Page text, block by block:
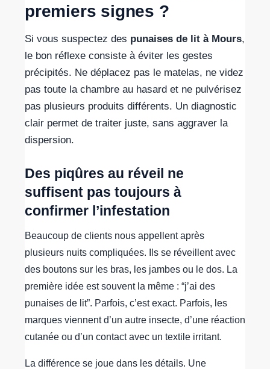
premiers signes ?
Si vous suspectez des punaises de lit à Mours,
le bon réflexe consiste à éviter les gestes
précipités. Ne déplacez pas le matelas, ne videz
pas toute la chambre au hasard et ne pulvérisez
pas plusieurs produits différents. Un diagnostic
clair permet de traiter juste, sans aggraver la
dispersion.
Des piqûres au réveil ne
suffisent pas toujours à
confirmer l’infestation
Beaucoup de clients nous appellent après
plusieurs nuits compliquées. Ils se réveillent avec
des boutons sur les bras, les jambes ou le dos. La
première idée est souvent la même : “j’ai des
punaises de lit”. Parfois, c’est exact. Parfois, les
marques viennent d’un autre insecte, d’une réaction
cutanée ou d’un contact avec un textile irritant.
La différence se joue dans les détails. Une